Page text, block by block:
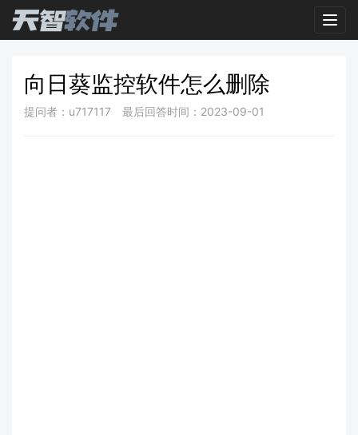
向日葵监控软件怎么删除
提问者：u717117 最后回答时间：2023-09-01